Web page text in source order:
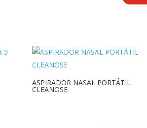
ASPIRADOR NASAL PORTÁTIL
CLEANOSE